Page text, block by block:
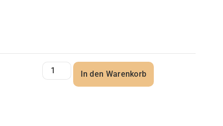
In den Warenkorb